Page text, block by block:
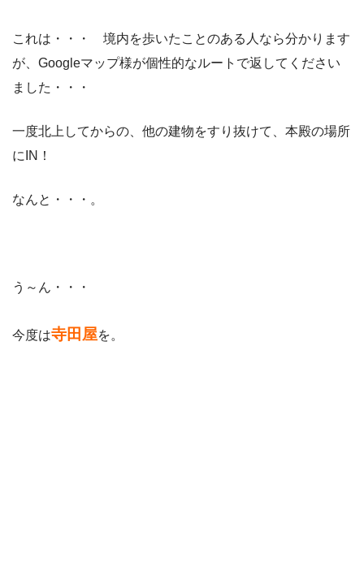
これは・・・ 境内を歩いたことのある人なら分かります
が、Googleマップ様が個性的なルートで返してください
ました・・・
一度北上してからの、他の建物をすり抜けて、本殿の場所
にIN！
なんと・・・。
う～ん・・・
今度は寺田屋を。